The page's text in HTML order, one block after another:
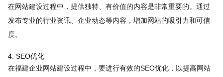
在网站建设过程中，提供独特、有价值的内容是非常重要的。通过
发布专业的行业资讯、企业动态等内容，增加网站的吸引力和可信
度。
4. SEO优化
在福建企业网站建设过程中，要进行有效的SEO优化，以提高网站